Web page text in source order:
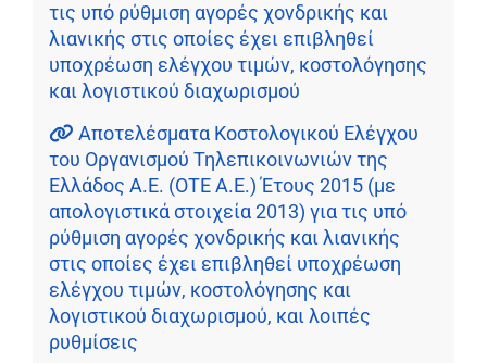
τις υπό ρύθμιση αγορές χονδρικής και
λιανικής στις οποίες έχει επιβληθεί
υποχρέωση ελέγχου τιμών, κοστολόγησης
και λογιστικού διαχωρισμού
Αποτελέσματα Κοστολογικού Ελέγχου
του Οργανισμού Τηλεπικοινωνιών της
Ελλάδος Α.Ε. (ΟΤΕ Α.Ε.) Έτους 2015 (με
απολογιστικά στοιχεία 2013) για τις υπό
ρύθμιση αγορές χονδρικής και λιανικής
στις οποίες έχει επιβληθεί υποχρέωση
ελέγχου τιμών, κοστολόγησης και
λογιστικού διαχωρισμού, και λοιπές
ρυθμίσεις